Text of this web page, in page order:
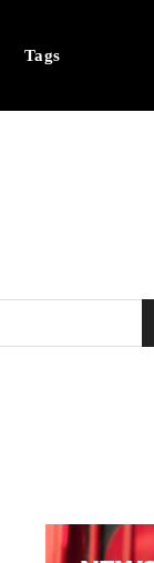
Tags